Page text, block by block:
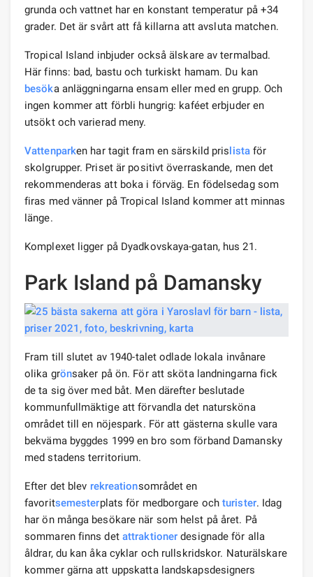
grunda och vattnet har en konstant temperatur på +34
grader. Det är svårt att få killarna att avsluta matchen.
Tropical Island inbjuder också älskare av termalbad.
Här finns: bad, bastu och turkiskt hamam. Du kan
besöka anläggningarna ensam eller med en grupp. Och
ingen kommer att förbli hungrig: kaféet erbjuder en
utsökt och varierad meny.
Vattenparken har tagit fram en särskild prislistaför
skolgrupper. Priset är positivt överraskande, men det
rekommenderas att boka i förväg. En födelsedag som
firas med vänner på Tropical Island kommer att minnas
länge.
Komplexet ligger på Dyadkovskaya-gatan, hus 21.
Park Island på Damansky
Fram till slutet av 1940-talet odlade lokala invånare
olika grönsaker på ön. För att sköta landningarna fick
de ta sig över med båt. Men därefter beslutade
kommunfullmäktige att förvandla det natursköna
området till en nöjespark. För att gästerna skulle vara
bekväma byggdes 1999 en bro som förband Damansky
med stadens territorium.
Efter det blev rekreationsområdet en
favoritsemesterplats för medborgare ochturister. Idag
har ön många besökare när som helst på året. På
sommaren finns det attraktioner designade för alla
åldrar, du kan åka cyklar och rullskridskor. Naturälskare
kommer gärna att uppskatta landskapsdesigners